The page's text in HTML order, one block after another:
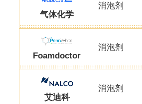
气体化学
消泡剂
Foamdoctor
消泡剂
艾迪科
消泡剂